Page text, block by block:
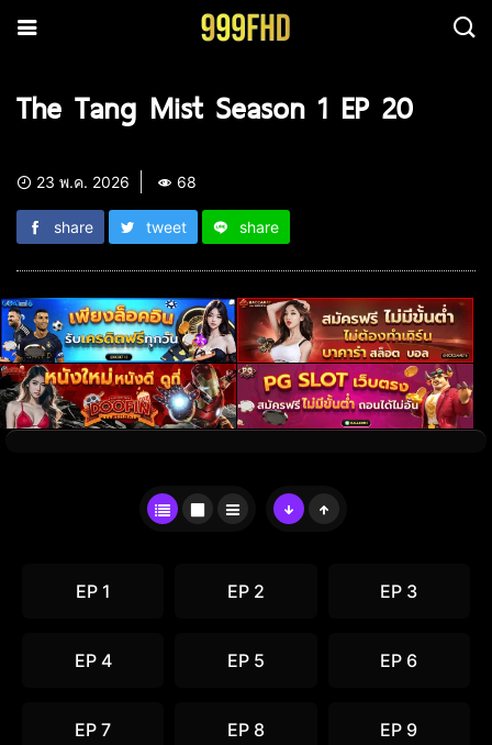
The Tang Mist Season 1 EP 20
23 พ.ค. 2026 68
share tweet share
EP 1 EP 2 EP 3
EP 4 EP 5 EP 6
EP 7 EP 8 EP 9